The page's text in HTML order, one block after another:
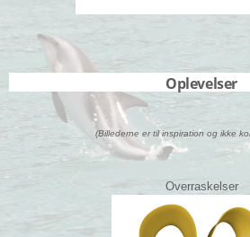
Oplevelser
(Billederne er til inspiration og ikke
Overraskelser